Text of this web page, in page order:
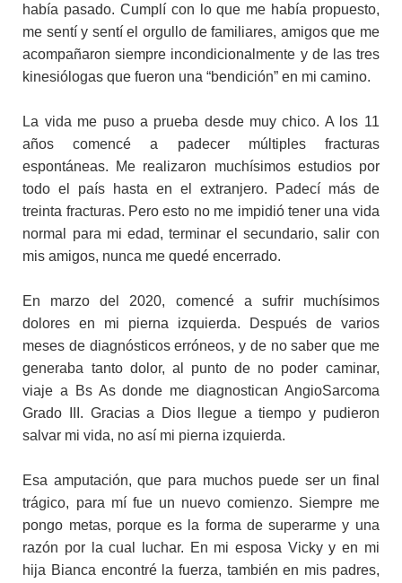
había pasado. Cumplí con lo que me había propuesto,
me sentí y sentí el orgullo de familiares, amigos que me
acompañaron siempre incondicionalmente y de las tres
kinesiólogas que fueron una “bendición” en mi camino.
La vida me puso a prueba desde muy chico. A los 11
años comencé a padecer múltiples fracturas
espontáneas. Me realizaron muchísimos estudios por
todo el país hasta en el extranjero. Padecí más de
treinta fracturas. Pero esto no me impidió tener una vida
normal para mi edad, terminar el secundario, salir con
mis amigos, nunca me quedé encerrado.
En marzo del 2020, comencé a sufrir muchísimos
dolores en mi pierna izquierda. Después de varios
meses de diagnósticos erróneos, y de no saber que me
generaba tanto dolor, al punto de no poder caminar,
viaje a Bs As donde me diagnostican AngioSarcoma
Grado III. Gracias a Dios llegue a tiempo y pudieron
salvar mi vida, no así mi pierna izquierda.
Esa amputación, que para muchos puede ser un final
trágico, para mí fue un nuevo comienzo. Siempre me
pongo metas, porque es la forma de superarme y una
razón por la cual luchar. En mi esposa Vicky y en mi
hija Bianca encontré la fuerza, también en mis padres,